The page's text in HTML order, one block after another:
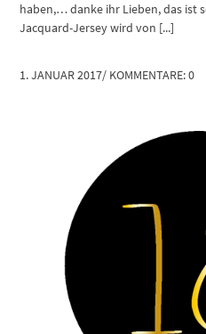
haben,… danke ihr Lieben, das ist
Jacquard-Jersey wird von [...]
1. JANUAR 2017/ KOMMENTARE: 0